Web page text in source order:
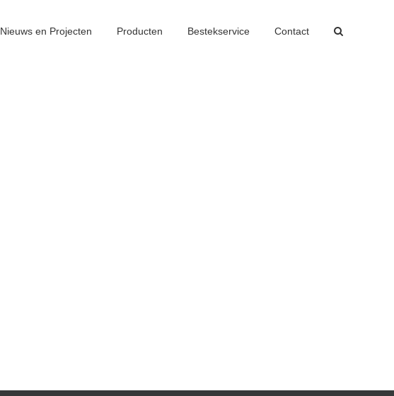
Nieuws en Projecten Producten Bestekservice Contact